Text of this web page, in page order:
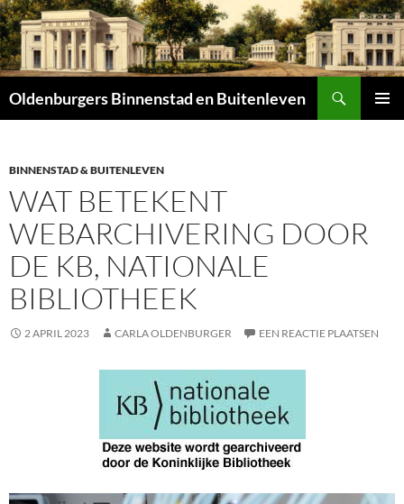
Oldenburgers Binnenstad en Buitenleven
BINNENSTAD & BUITENLEVEN
WAT BETEKENT
WEBARCHIVERING DOOR
DE KB, NATIONALE
BIBLIOTHEEK
2 APRIL 2023 CARLA OLDENBURGER EEN REACTIE PLAATSEN